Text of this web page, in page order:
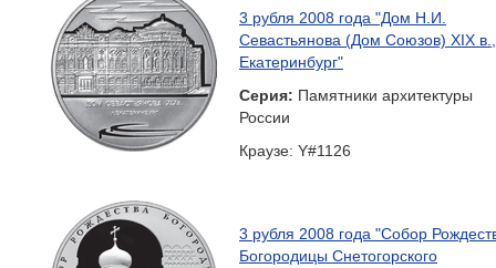
3 рубля 2008 года "Дом Н.И.
Севастьянова (Дом Союзов) XIX в.,
Екатеринбург"
Серия: Памятники архитектуры
России
Краузе: Y#1126
3 рубля 2008 года "Собор
Богородицы Снетогорского